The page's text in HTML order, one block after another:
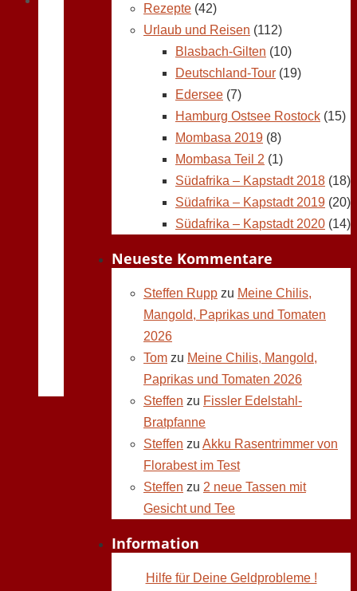
Rezepte (42)
Urlaub und Reisen (112)
Blasbach-Gilten (10)
Deutschland-Tour (19)
Edersee (7)
Hamburg Ostsee Rostock (15)
Mombasa 2019 (8)
Mombasa Teil 2 (1)
Südafrika – Kapstadt 2018 (18)
Südafrika – Kapstadt 2019 (20)
Südafrika – Kapstadt 2020 (14)
Neueste Kommentare
Steffen Rupp zu Meine Chilis,
Mangold, Paprikas und Tomaten
2026
Tom zu Meine Chilis, Mangold,
Paprikas und Tomaten 2026
Steffen zu Fissler Edelstahl-
Bratpfanne
Steffen zu Akku Rasentrimmer von
Florabest im Test
Steffen zu 2 neue Tassen mit
Gesicht und Tee
Information
Hilfe für Deine Geldprobleme !